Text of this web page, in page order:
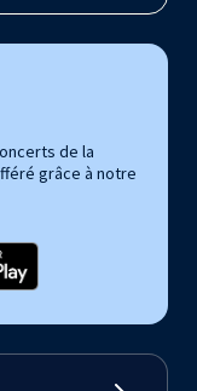
de la
grâce à notre